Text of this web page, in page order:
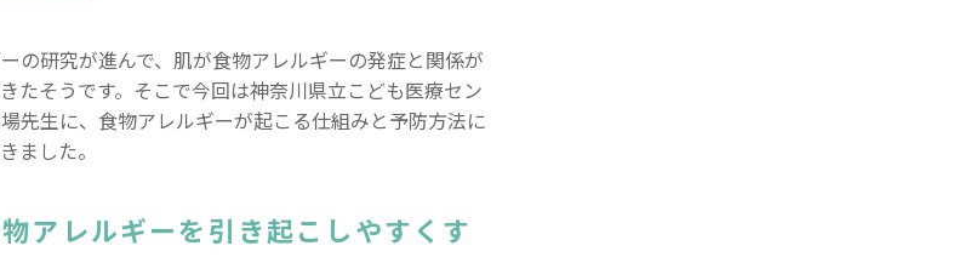
の研究が進んで、肌が食物アレルギーの発症と関係が
たそうです。そこで今回は神奈川県立こども医療セン
先生に、食物アレルギーが起こる仕組みと予防方法に
ました。
アレルギーを引き起こしやすくす